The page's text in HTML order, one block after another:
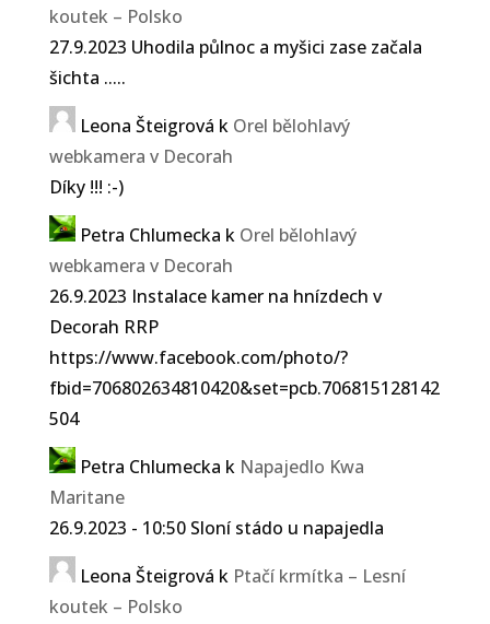
koutek – Polsko
27.9.2023 Uhodila půlnoc a myšici zase začala
šichta .....
Leona Šteigrová k Orel bělohlavý
webkamera v Decorah
Díky !!! :-)
Petra Chlumecka k Orel bělohlavý
webkamera v Decorah
26.9.2023 Instalace kamer na hnízdech v
Decorah RRP
https://www.facebook.com/photo/?
fbid=706802634810420&set=pcb.706815128142
504
Petra Chlumecka k Napajedlo Kwa
Maritane
26.9.2023 - 10:50 Sloní stádo u napajedla
Leona Šteigrová k Ptačí krmítka – Lesní
koutek – Polsko